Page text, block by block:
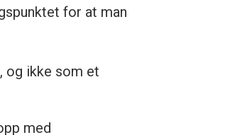
for at man
og ikke som et
med